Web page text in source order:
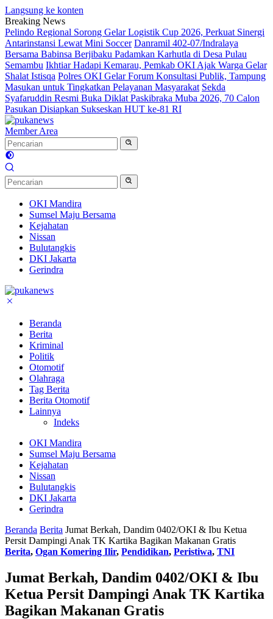
Langsung ke konten
Breaking News
Pelindo Regional Sorong Gelar Logistik Cup 2026, Perkuat Sinergi
Antarinstansi Lewat Mini Soccer Danramil 402-07/Indralaya
Bersama Babinsa Berjibaku Padamkan Karhutla di Desa Pulau
Semambu Ikhtiar Hadapi Kemarau, Pemkab OKI Ajak Warga Gelar
Shalat Istisqa Polres OKI Gelar Forum Konsultasi Publik, Tampung
Masukan untuk Tingkatkan Pelayanan Masyarakat Sekda
Syafaruddin Resmi Buka Diklat Paskibraka Muba 2026, 70 Calon
Pasukan Disiapkan Sukseskan HUT ke-81 RI
Member Area
OKI Mandira
Sumsel Maju Bersama
Kejahatan
Nissan
Bulutangkis
DKI Jakarta
Gerindra
Beranda
Berita
Kriminal
Politik
Otomotif
Olahraga
Tag Berita
Berita Otomotif
Lainnya
Indeks
OKI Mandira
Sumsel Maju Bersama
Kejahatan
Nissan
Bulutangkis
DKI Jakarta
Gerindra
Beranda Berita Jumat Berkah, Dandim 0402/OKI & Ibu Ketua
Persit Dampingi Anak TK Kartika Bagikan Makanan Gratis
Berita, Ogan Komering Ilir, Pendidikan, Peristiwa, TNI
Jumat Berkah, Dandim 0402/OKI & Ibu
Ketua Persit Dampingi Anak TK Kartika
Bagikan Makanan Gratis